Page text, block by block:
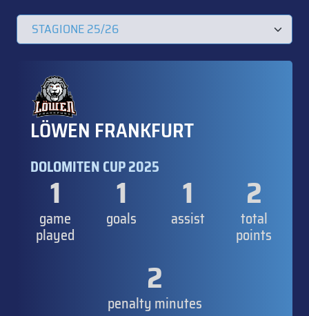
LÖWEN FRANKFURT
DOLOMITEN CUP 2025
1
game
played
1
goals
1
assist
2
total
points
2
penalty minutes